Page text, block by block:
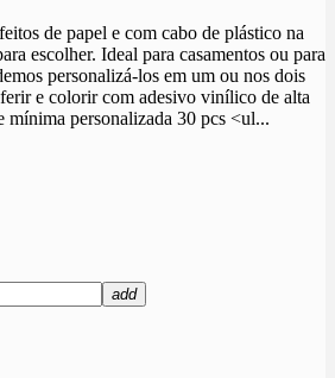
de papel e com cabo de plástico na
escolher. Ideal para casamentos ou para
personalizá-los em um ou nos dois
e colorir com adesivo vinílico de alta
personalizada 30 pcs <ul...
add